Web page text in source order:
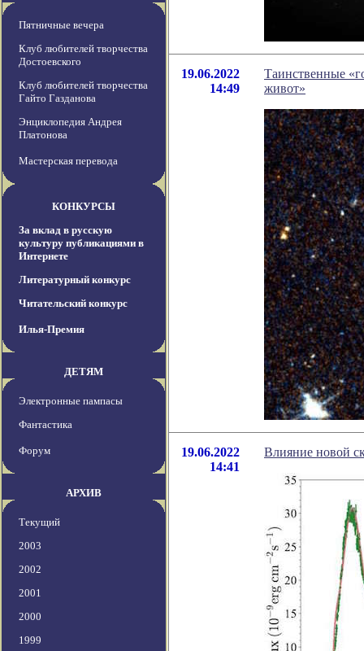
Пятничные вечера
Клуб любителей творчества
Достоевского
Клуб любителей творчества
Гайто Газданова
Энциклопедия Андрея
Платонова
Мастерская перевода
КОНКУРСЫ
За вклад в русскую
культуру публикациями в
Интернете
Литературный конкурс
Читательский конкурс
Илья-Премия
ДЕТЯМ
Электронные пампасы
Фантастика
Форум
АРХИВ
Текущий
2003
2002
2001
2000
1999
19.06.2022
14:49
Таинственные
живот»
19.06.2022
14:41
Влияние новой